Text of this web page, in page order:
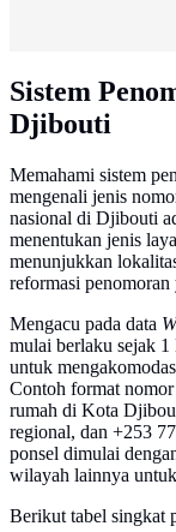
Sistem
Djibouti
Memahami sistem
mengenali jenis
nasional di Djibouti
menentukan jenis
menunjukkan
reformasi
Mengacu pada data
mulai berlaku sejak
untuk
Contoh format
rumah di Kota
regional, dan +253
ponsel dimulai
wilayah lainnya
Berikut tabel singkat